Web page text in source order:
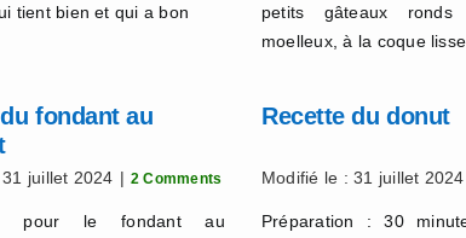
tient bien et qui a bon
petits gâteaux
moelleux, à la coque lisse
fondant au
juillet 2024 | 2 Comments
pour le fondant au
Recette du donut
Modifié le : 31 juillet 2024
Préparation : 30